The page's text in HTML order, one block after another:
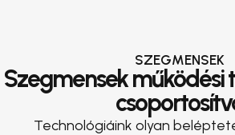
SZEGMENSEK
Szegmensek működési
Technológiáink olyan